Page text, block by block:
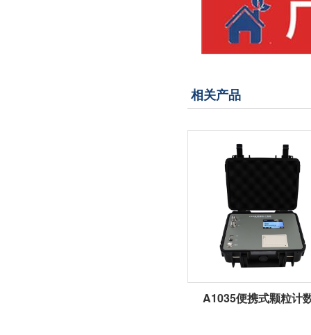
相关产品
A1035便携式颗粒计